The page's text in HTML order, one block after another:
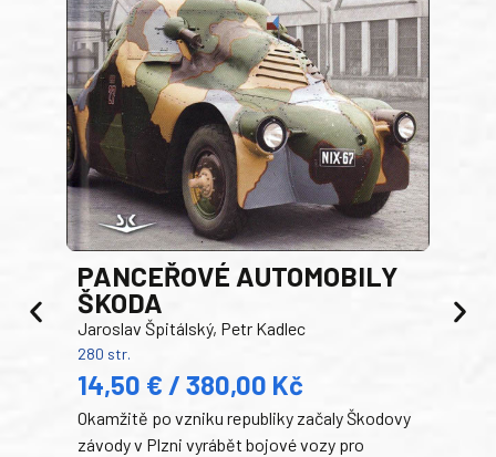
PANCEŘOVÉ AUTOMOBILY
ŠKODA
Jaroslav Špitálský, Petr Kadlec
280 str.
14,50 € / 380,00 Kč
Okamžitě po vzniku republiky začaly Škodovy
závody v Plzni vyrábět bojové vozy pro